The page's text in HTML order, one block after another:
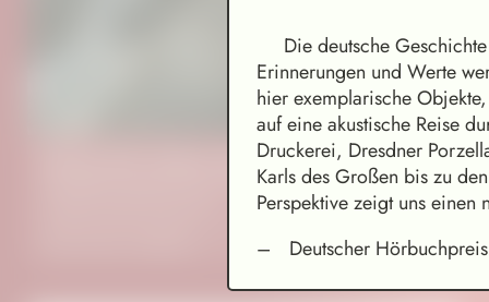
Die deutsche
Erinnerungen und Werte
hier exemplarische
auf eine akustische Reise
Druckerei, Dresdner
Karls des Großen bis zu
Perspektive zeigt uns einen
Deutscher
Hyunju Oh: Mother Was My Landscape
Concept & realization (script, objects, sound, light, video,